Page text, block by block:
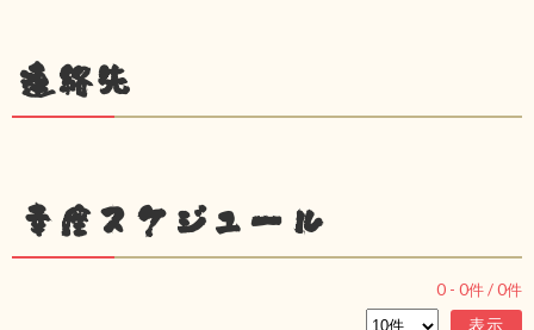
連絡先
幸座スケジュール
0 - 0件 /0件